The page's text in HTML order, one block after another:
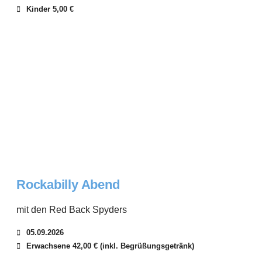
Kinder 5,00 €
Rockabilly Abend
mit den Red Back Spyders
05.09.2026
Erwachsene 42,00 € (inkl. Begrüßungsgetränk)